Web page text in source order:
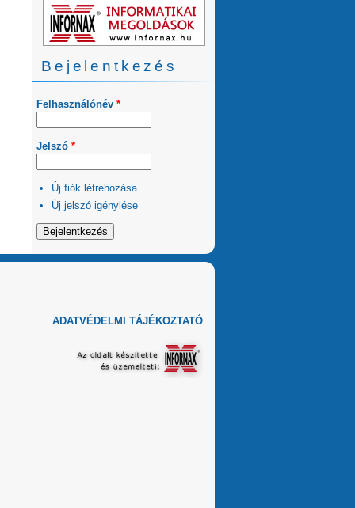
Bejelentkezés
Felhasználónév *
Jelszó *
Új fiók létrehozása
Új jelszó igénylése
ADATVÉDELMI TÁJÉKOZTATÓ